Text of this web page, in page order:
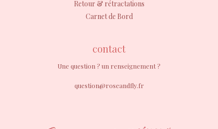
Retour & rétractations
Carnet de Bord
contact
Une question ? un renseignement ?
question@roseandfly.fr